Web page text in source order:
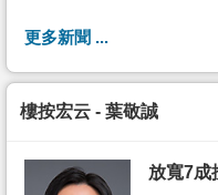
更多新聞 ...
樓按宏云 - 葉敬誠
放寬7成